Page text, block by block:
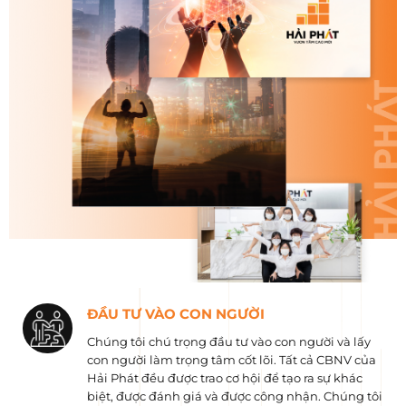
ĐẦU TƯ VÀO CON NGƯỜI
Chúng tôi chú trọng đầu tư vào con người và lấy
con người làm trọng tâm cốt lõi. Tất cả CBNV của
Hải Phát đều được trao cơ hội để tạo ra sự khác
biệt, được đánh giá và được công nhận. Chúng tôi